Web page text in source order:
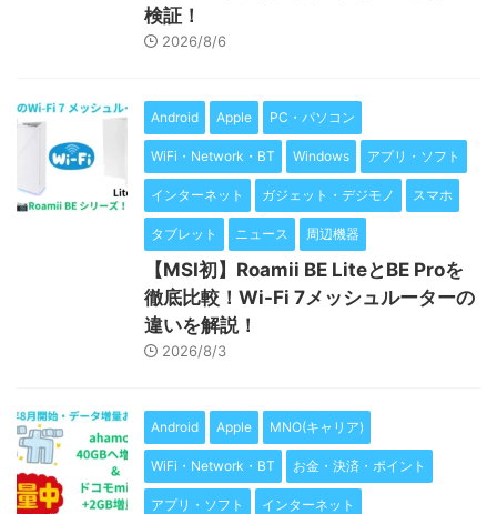
検証！
2026/8/6
Android Apple PC・パソコン
WiFi・Network・BT Windows アプリ・ソフト
インターネット ガジェット・デジモノ スマホ
タブレット ニュース 周辺機器
【MSI初】Roamii BE LiteとBE Proを
徹底比較！Wi-Fi 7メッシュルーターの
違いを解説！
2026/8/3
Android Apple MNO(キャリア)
WiFi・Network・BT お金・決済・ポイント
アプリ・ソフト インターネット